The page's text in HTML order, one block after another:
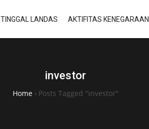
TINGGAL LANDAS AKTIFITAS KENEGARAAN
investor
Home› Posts Tagged "investor"